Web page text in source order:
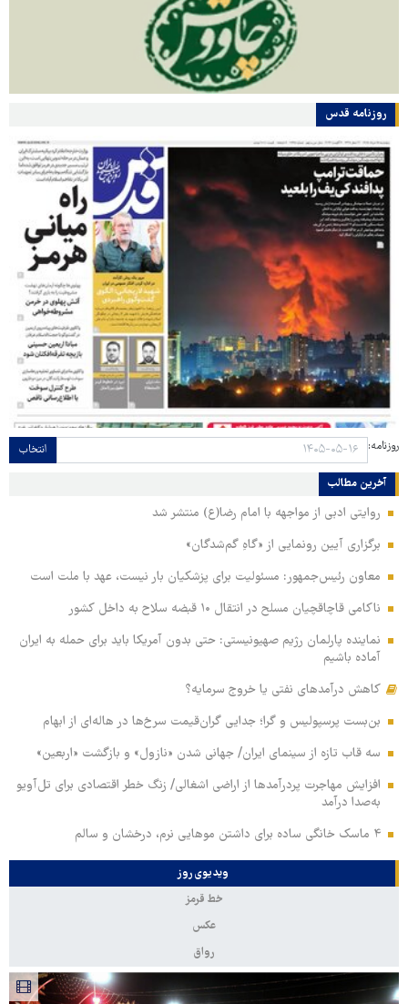
روزنامه قدس
روزنامه: انتخاب
آخرین مطالب
روایتی ادبی از مواجهه با امام رضا(ع) منتشر شد
برگزاری آیین رونمایی از «گاهِ گم‌شدگان»
معاون رئیس‌جمهور: مسئولیت برای پزشکیان بار نیست، عهد با ملت است
ناکامی قاچاقچیان مسلح در انتقال ۱۰ قبضه سلاح به داخل کشور
نماینده پارلمان رژیم صهیونیستی: حتی بدون آمریکا باید برای حمله به ایران
آماده باشیم
کاهش درآمدهای نفتی یا خروج سرمایه؟
بن‌بست پرسپولیس و گرا؛ جدایی گران‌قیمت سرخ‌ها در هاله‌ای از ابهام
سه قاب تازه از سینمای ایران/ جهانی شدن «نازول» و بازگشت «اربعین»
افزایش مهاجرت پردرآمدها از اراضی اشغالی/ زنگ خطر اقتصادی برای تل‌آویو
به‌صدا درآمد
۴ ماسک خانگی ساده برای داشتن موهایی نرم، درخشان و سالم
ویدیوی روز
خط قرمز
عکس
رواق